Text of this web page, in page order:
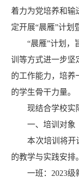
着力为党培养和输
定开展“晨雁”计划
“晨雁”计划，
训等方式进一步坚
的工作能力，培养
的学生骨干力量。
现结合学校实
一、培训对象
本次培训将开
的教学与实践安排。
一班：2023级